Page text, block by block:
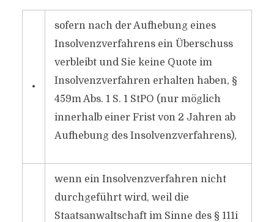
•
sofern nach der Aufhebung eines
Insolvenzverfahrens ein Überschuss
verbleibt und Sie keine Quote im
Insolvenzverfahren erhalten haben, §
459m Abs. 1 S. 1 StPO (nur möglich
innerhalb einer Frist von 2 Jahren ab
Aufhebung des Insolvenzverfahrens),
wenn ein Insolvenzverfahren nicht
durchgeführt wird, weil die
Staatsanwaltschaft im Sinne des § 111i